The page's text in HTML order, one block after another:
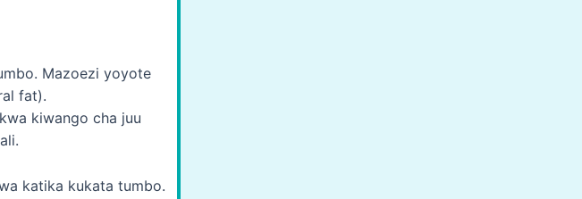
Mazoezi yoyote
fat).
kiwango cha juu
katika kukata tumbo.